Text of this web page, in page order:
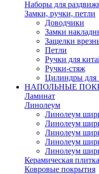
Наборы для
Замки, ручки, петли
Доводчики
Замки
Защелки
Петли
Ручки для
Ручки-стяж
Цилиндры для
НАПОЛЬНЫЕ
Ламинат
Линолеум
Линолеум
Линолеум
Линолеум
Линолеум
Линолеум
Керамическая плитка
Ковровые покрытия